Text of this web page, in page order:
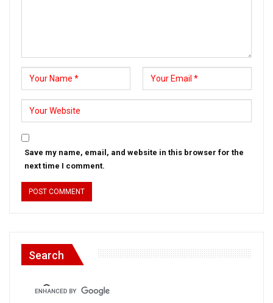
Save my name, email, and website in this browser for the
next time I comment.
Search